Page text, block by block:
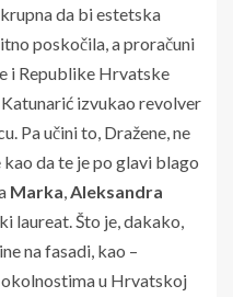
da bi estetska
poskočila, a proračuni
i Republike Hrvatske
izvukao revolver
Pa učini to, Dražene, ne
da te je po glavi blago
Marka,Aleksandra
laureat. Što je, dakako,
na fasadi, kao –
u Hrvatskoj